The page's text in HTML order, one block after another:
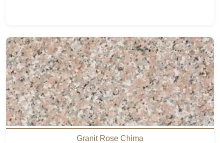
Granit Rose Chima